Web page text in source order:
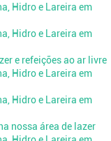
e refeições ao ar livre
nossa área de lazer